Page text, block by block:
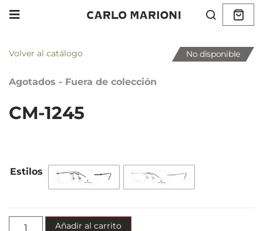
Volver al catálogo
Agotados - Fuera de colección
CM-1245
No disponible
Añadir al carrito